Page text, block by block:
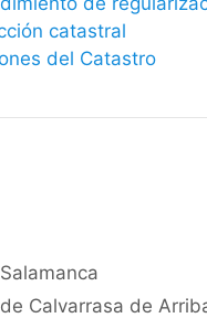
catastral
del Catastro
Calvarrasa de